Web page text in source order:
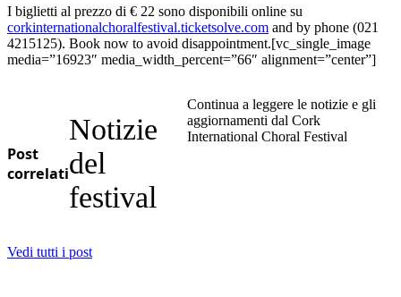
I biglietti al prezzo di € 22 sono disponibili online su
corkinternationalchoralfestival.ticketsolve.com and by phone (021
4215125). Book now to avoid disappointment.[vc_single_image
media=”16923″ media_width_percent=”66″ alignment=”center”]
Post
correlati
Notizie
del
festival
Continua a leggere le notizie e gli
aggiornamenti dal Cork
International Choral Festival
Vedi tutti i post